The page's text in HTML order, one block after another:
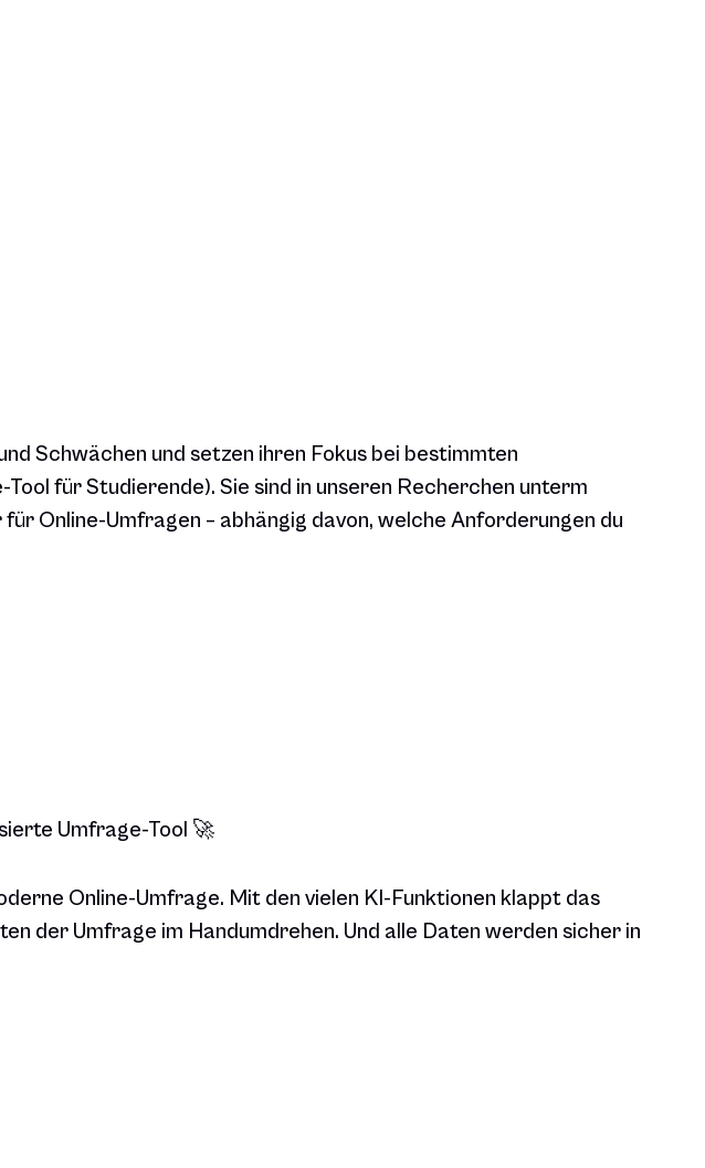
Schwächen und setzen ihren Fokus bei bestimmten
für Studierende). Sie sind in unseren Recherchen unterm
Online-Umfragen – abhängig davon, welche Anforderungen du
Umfrage-Tool 🚀
Online-Umfrage. Mit den vielen KI-Funktionen klappt das
der Umfrage im Handumdrehen. Und alle Daten werden sicher in